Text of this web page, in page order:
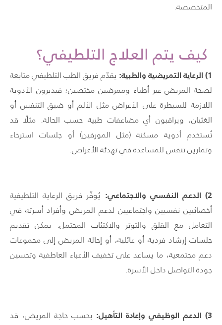
المتخصصة.
كيف يتم العلاج التلطيفي؟
1) الرعاية التمريضية والطبية: يقدّم فريق الطب التلطيفي متابعة
لصحة المريض عبر أطباء وممرضين مختصين؛ فيديرون الأدوية
اللازمة للسيطرة على الأعراض مثل الألم أو ضيق التنفس أو
الغثيان، ويراقبون أي مضاعفات طبية حسب الحالة. مثلًا قد
تُستخدم أدوية مسكنة (مثل المورفين) أو جلسات استرخاء
وتمارين تنفس للمساعدة في تهدئة الأعراض.
2) الدعم النفسي والاجتماعي: يُوفّر فريق الرعاية التلطيفية
أخصائيين نفسيين واجتماعيين لدعم المريض وأفراد أسرته في
التعامل مع القلق والتوتر والاكتئاب المحتمل. يمكن تقديم
جلسات إرشاد فردية أو عائلية، أو إحالة المريض إلى مجموعات
دعم مجتمعية، ما يساعد على تخفيف الأعباء العاطفية وتحسين
جودة التواصل داخل الأسرة.
3) الدعم الوظيفي وإعادة التأهيل: بحسب حاجة المريض، قد